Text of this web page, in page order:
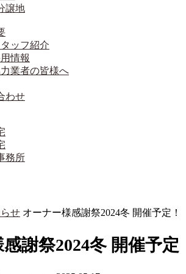
譲地
ッフ紹介
情報
業者の皆様へ
わせ
務所
せ オーナー様感謝祭2024冬 開催予定！
謝祭2024冬 開催予定